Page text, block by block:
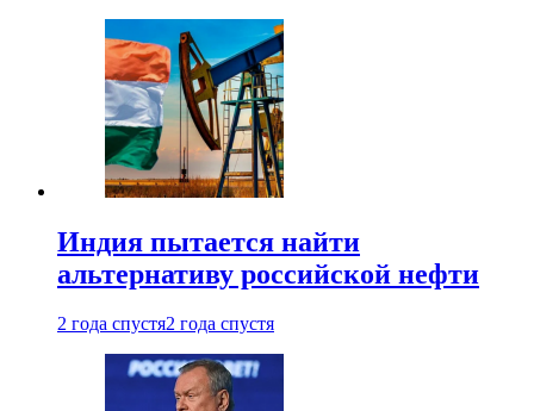
Индия пытается найти
альтернативу российской нефти
2 года спустя2 года спустя